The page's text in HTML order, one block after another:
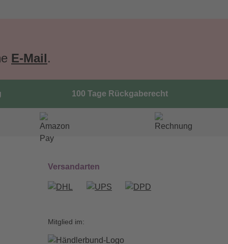
E-Mail.
100 Tage Rückgaberecht
Versandarten
Mitglied im: